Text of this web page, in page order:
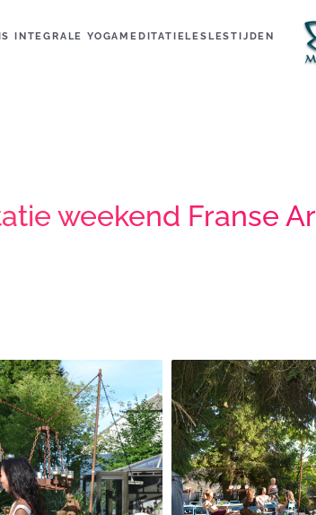
INTEGRALE YOGAMEDITATIELESLESTIJDEN
weekend Franse